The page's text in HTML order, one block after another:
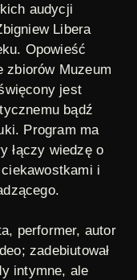
audycji
Libera
Opowieść
zbiorów Muzeum
jest
bądź
Program ma
łączy wiedzę o
i
performer, autor
zadebiutował
intymne, ale